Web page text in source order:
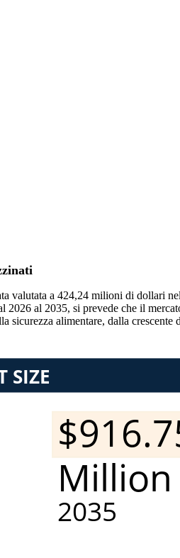
valutata a 424,24 milioni di dollari
al 2035, si prevede che il
alimentare, dalla